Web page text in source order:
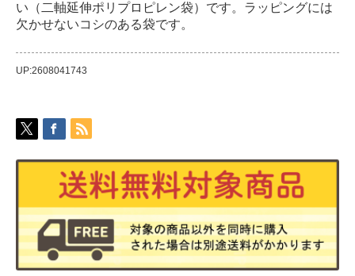
い（二軸延伸ポリプロピレン袋）です。ラッピングには
欠かせないコシのある袋です。
UP:2608041743